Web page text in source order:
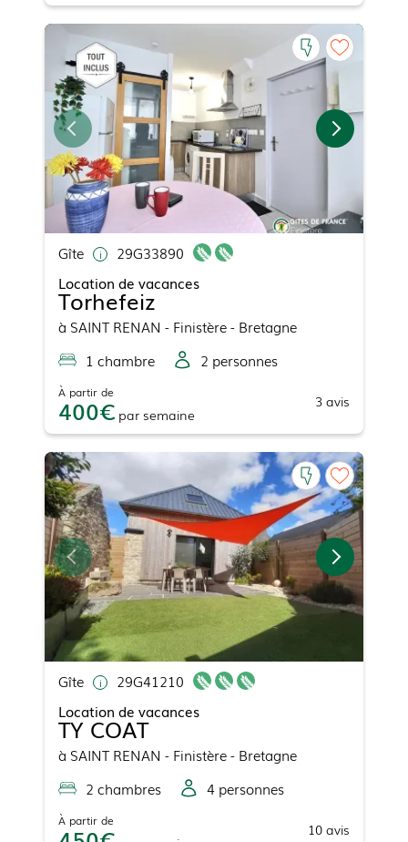
Gîte
29G33890
Location de vacances
Torhefeiz
à SAINT RENAN - Finistère - Bretagne
1 chambre 2 personnes
À partir de
400 par semaine
3 avis
Gîte
29G41210
Location de vacances
TY COAT
à SAINT RENAN - Finistère - Bretagne
2 chambres 4 personnes
À partir de 10 avis